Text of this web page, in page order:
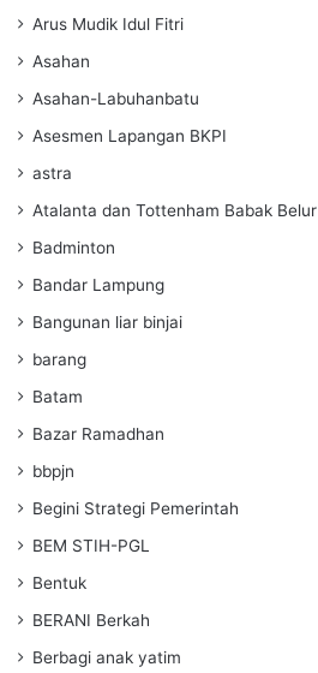
Arus Mudik Idul Fitri
Asahan
Asahan-Labuhanbatu
Asesmen Lapangan BKPI
astra
Atalanta dan Tottenham Babak Belur
Badminton
Bandar Lampung
Bangunan liar binjai
barang
Batam
Bazar Ramadhan
bbpjn
Begini Strategi Pemerintah
BEM STIH-PGL
Bentuk
BERANI Berkah
Berbagi anak yatim